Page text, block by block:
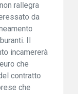
rallegra
da
Il
incamererà
che
contratto
che